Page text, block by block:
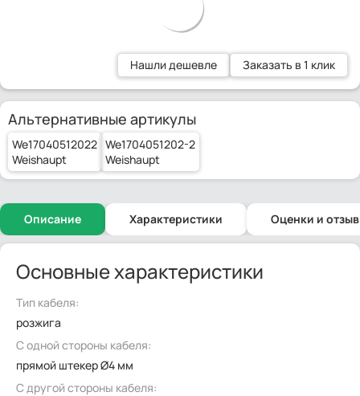
Нашли дешевле Заказать в 1 клик
Альтернативные артикулы
We17040512022
Weishaupt
We1704051202-2
Weishaupt
Описание Характеристики Оценки и
Основные характеристики
Тип кабеля:
розжига
С одной стороны кабеля:
прямой штекер Ø4 мм
С другой стороны кабеля: